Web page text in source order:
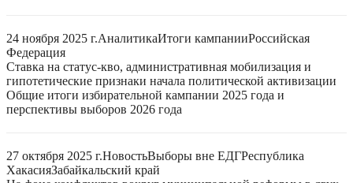
24 ноября 2025 г.АналитикаИтоги кампанииРоссийская
Федерация
Ставка на статус-кво, административная мобилизация и
гипотетические признаки начала политической активизации
Общие итоги избирательной кампании 2025 года и
перспективы выборов 2026 года
27 октября 2025 г.НовостьВыборы вне ЕДГРеспублика
ХакасияЗабайкальский край